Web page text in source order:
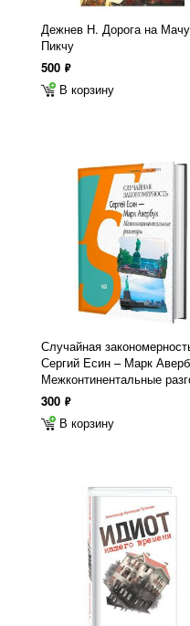
Дежнев Н. Дорога на
Пикчу
500 ф
В корзину
Случайная
Сергий Есин – Марк
Межконтинентальные
300 ф
В корзину